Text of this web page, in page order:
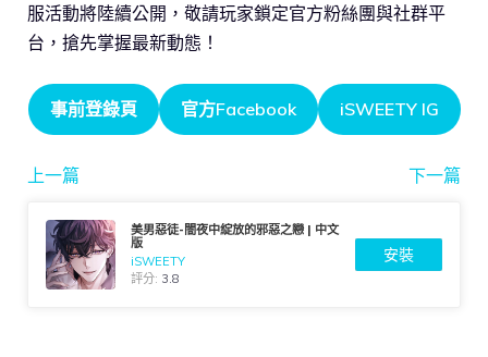
服活動將陸續公開，敬請玩家鎖定官方粉絲團與社群平
台，搶先掌握最新動態！
事前登錄頁 官方Facebook iSWEETY IG
上一篇 下一篇
美男惡徒-闇夜中綻放的邪惡之戀 | 中文
版
iSWEETY
評分: 3.8
安裝